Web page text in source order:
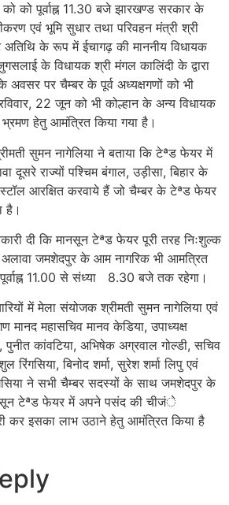
को पूर्वाह्न 11.30 बजे झारखण्ड सरकार के
एवं भूमि सुधार तथा परिवहन मंत्री श्री
अतिथि के रूप में ईचागढ़ की माननीय विधायक
के विधायक श्री मंगल कालिंदी के द्वारा
अवसर पर चैम्बर के पूर्व अध्यक्षगणों को भी
22 जून को भी कोल्हान के अन्य विधायक
भ्रमण हेतु आमंत्रित किया गया है।
सुमन नागेलिया ने बताया कि टेªड फेयर में
दूसरे राज्यों पश्चिम बंगाल, उड़ीसा, बिहार के
आरक्षित करवाये हैं जो चैम्बर के टेªड फेयर
है।
दी कि मानसून टेªड फेयर पूरी तरह निःशुल्क
जमशेदपुर के आम नागरिक भी आमत्रित
11.00 से संध्या 8.30 बजे तक रहेगा।
में मेला संयोजक श्रीमती सुमन नागेलिया एवं
मानद महासचिव मानव केडिया, उपाध्यक्ष
पुनीत कांवटिया, अभिषेक अग्रवाल गोल्डी, सचिव
रिंगसिया, बिनोद शर्मा, सुरेश शर्मा लिपु एवं
ने सभी चैम्बर सदस्यों के साथ जमशेदपुर के
टेªड फेयर में अपने पसंद की चीजंे
कर इसका लाभ उठाने हेतु आमंत्रित किया है